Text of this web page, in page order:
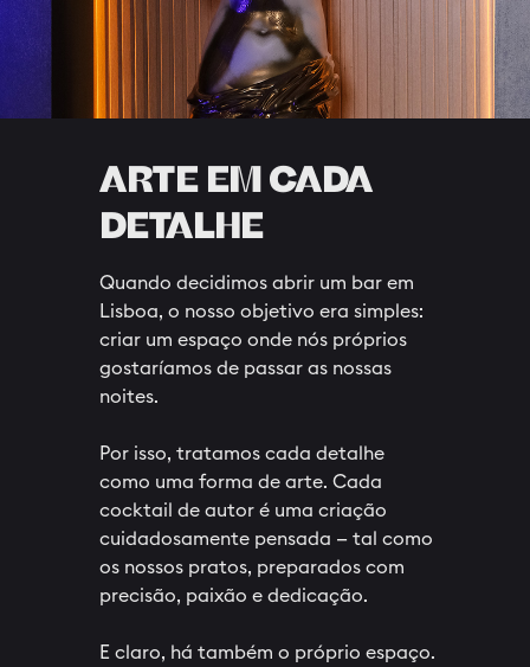
ARTE EM CADA
DETALHE
Quando decidimos abrir um bar em
Lisboa, o nosso objetivo era simples:
criar um espaço onde nós próprios
gostaríamos de passar as nossas
noites.
Por isso, tratamos cada detalhe
como uma forma de arte. Cada
cocktail de autor é uma criação
cuidadosamente pensada — tal como
os nossos pratos, preparados com
precisão, paixão e dedicação.
E claro, há também o próprio espaço.